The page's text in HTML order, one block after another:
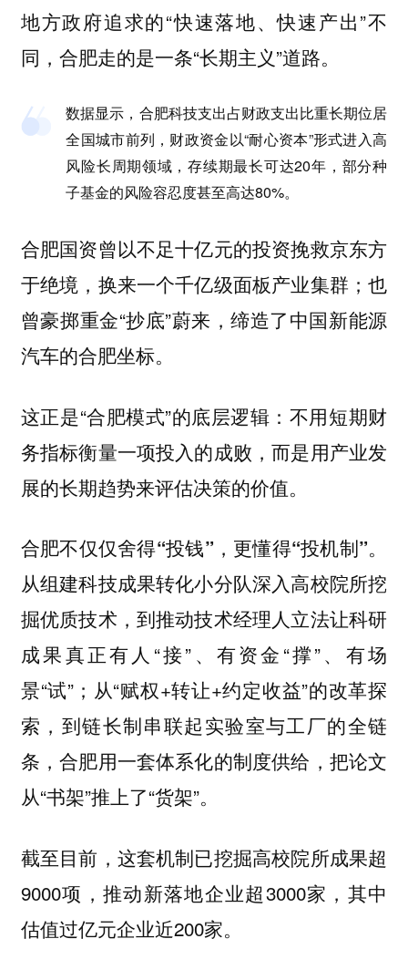
地方政府追求的“快速落地、快速产出”不
同，合肥走的是一条“长期主义”道路。
数据显示，合肥科技支出占财政支出比重长期位居
全国城市前列，财政资金以“耐心资本”形式进入高
风险长周期领域，存续期最长可达20年，部分种
子基金的风险容忍度甚至高达80%。
合肥国资曾以不足十亿元的投资挽救京东方
于绝境，换来一个千亿级面板产业集群；也
曾豪掷重金“抄底”蔚来，缔造了中国新能源
汽车的合肥坐标。
这正是“合肥模式”的底层逻辑：不用短期财
务指标衡量一项投入的成败，而是用产业发
展的长期趋势来评估决策的价值。
合肥不仅仅舍得“投钱”，更懂得“投机制”。
从组建科技成果转化小分队深入高校院所挖
掘优质技术，到推动技术经理人立法让科研
成果真正有人“接”、有资金“撑”、有场
景“试”；从“赋权+转让+约定收益”的改革探
索，到链长制串联起实验室与工厂的全链
条，合肥用一套体系化的制度供给，把论文
从“书架”推上了“货架”。
截至目前，这套机制已挖掘高校院所成果超
9000项，推动新落地企业超3000家，其中
估值过亿元企业近200家。